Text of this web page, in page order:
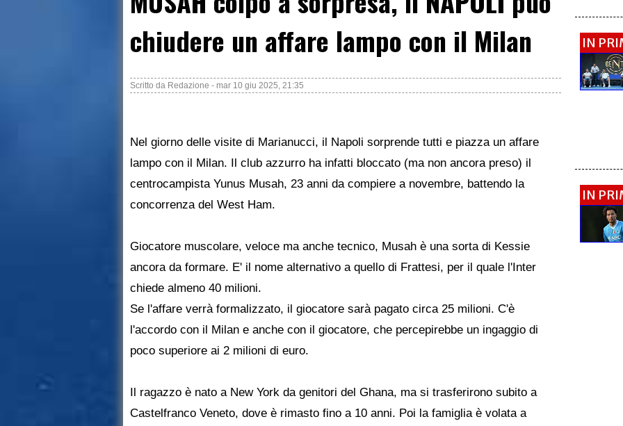
chiudere un affare lampo con il Milan
Scritto da Redazione - mar 10 giu 2025, 21:35
Nel giorno delle visite di Marianucci, il Napoli sorprende tutti e piazza un affare
lampo con il Milan. Il club azzurro ha infatti bloccato (ma non ancora preso) il
centrocampista Yunus Musah, 23 anni da compiere a novembre, battendo la
concorrenza del West Ham.
Giocatore muscolare, veloce ma anche tecnico, Musah è una sorta di Kessie
ancora da formare. E' il nome alternativo a quello di Frattesi, per il quale l'Inter
chiede almeno 40 milioni.
Se l'affare verrà formalizzato, il giocatore sarà pagato circa 25 milioni. C'è
l'accordo con il Milan e anche con il giocatore, che percepirebbe un ingaggio di
poco superiore ai 2 milioni di euro.
Il ragazzo è nato a New York da genitori del Ghana, ma si trasferirono subito a
Castelfranco Veneto, dove è rimasto fino a 10 anni. Poi la famiglia è volata a
IN
IN